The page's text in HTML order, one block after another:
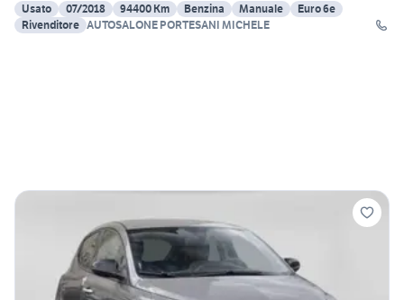
Usato
07/2018 94400 Km Benzina Manuale
Euro 6e
Rivenditore AUTOSALONE PORTESANI MICHELE